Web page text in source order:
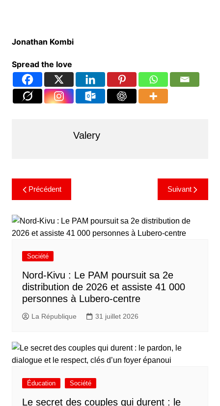
Jonathan Kombi
Spread the love
Valery
Précédent Suivant
Société
Nord-Kivu : Le PAM poursuit sa 2e
distribution de 2026 et assiste 41 000
personnes à Lubero-centre
La République 31 juillet 2026
Éducation Société
Le secret des couples qui durent : le